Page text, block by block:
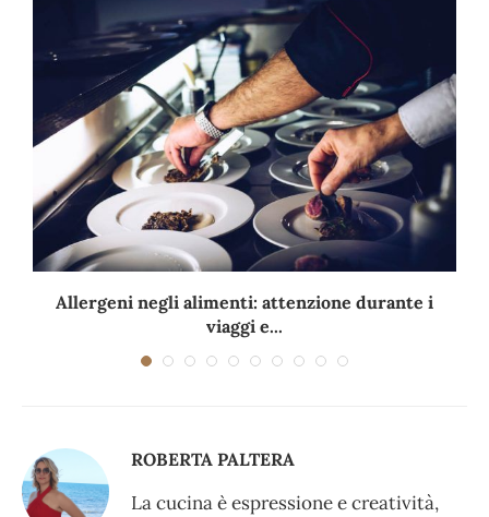
Allergeni negli alimenti: attenzione durante i
viaggi e...
ROBERTA PALTERA
La cucina è espressione e creatività,